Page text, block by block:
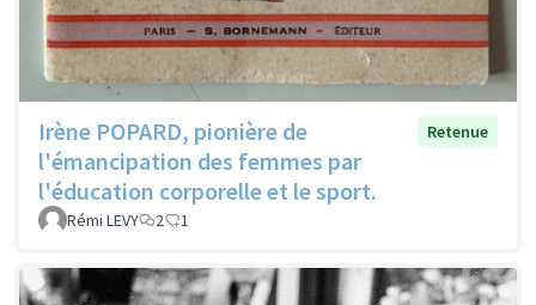
Irène POPARD, pionière de
l'émancipation des femmes par
l'éducation corporelle et le sport.
Retenue
Rémi LEVY 2 1